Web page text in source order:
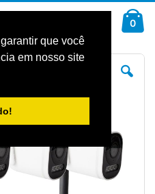
que você
em nosso site
0